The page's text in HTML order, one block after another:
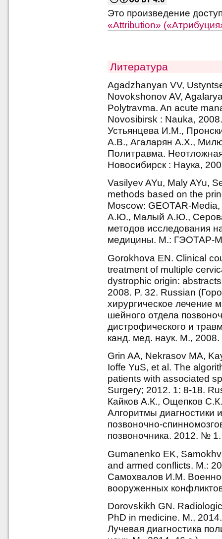
Это произведение
«Attribution»
Литература
Agadzhanyan VV,
Novokshonov AV,
Polytravma. An acute
Novosibirsk : Nauka,
Устьянцева И.М.,
А.В., Агаларян А.Х.,
Политравма.
Новосибирск : Наука,
Vasilyev AYu, Maly AYu,
methods based on the
Moscow: GEOTAR-
А.Ю., Малый А.Ю.,
методов исследования
медицины. М.: ГЭОТАР-
Gorokhova EN. Clinical
treatment of multiple
dystrophic origin:
2008. P. 32. Russian
хирургическое лечение
шейного отдела
дистрофического и
канд. мед. наук. М., 2008.
Grin AA, Nekrasov MA,
Ioffe YuS, et al. The
patients with associated
Surgery; 2012. 1: 8-18.
Кайков А.К., Ощепков
Алгоритмы диагностики
позвоночно-
позвоночника. 2012. №
Gumanenko EK,
and armed conflicts. M.:
Самохвалов И.М.
вооруженных
Dorovskikh GN.
PhD in medicine. M.,
Лучевая диагностика